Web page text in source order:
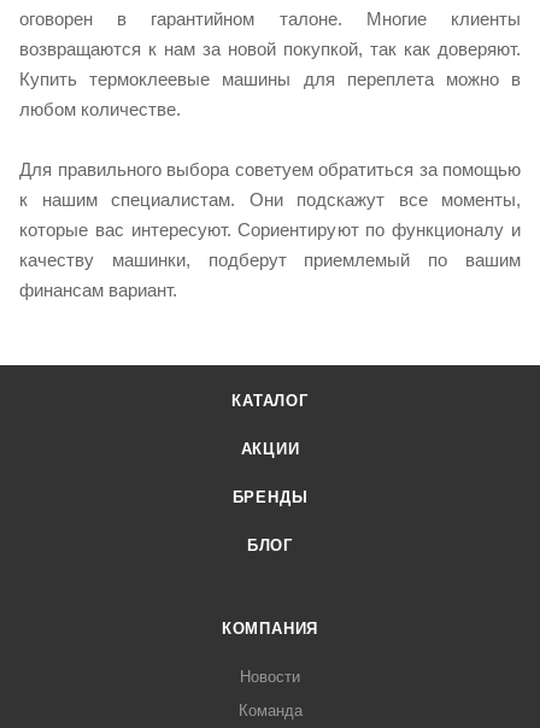
оговорен в гарантийном талоне. Многие клиенты
возвращаются к нам за новой покупкой, так как доверяют.
Купить термоклеевые машины для переплета можно в
любом количестве.
Для правильного выбора советуем обратиться за помощью
к нашим специалистам. Они подскажут все моменты,
которые вас интересуют. Сориентируют по функционалу и
качеству машинки, подберут приемлемый по вашим
финансам вариант.
КАТАЛОГ
АКЦИИ
БРЕНДЫ
БЛОГ
КОМПАНИЯ
Новости
Команда